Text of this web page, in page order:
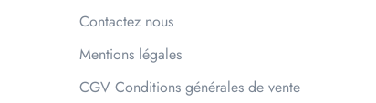
Contactez nous
Mentions légales
CGV Conditions générales de vente